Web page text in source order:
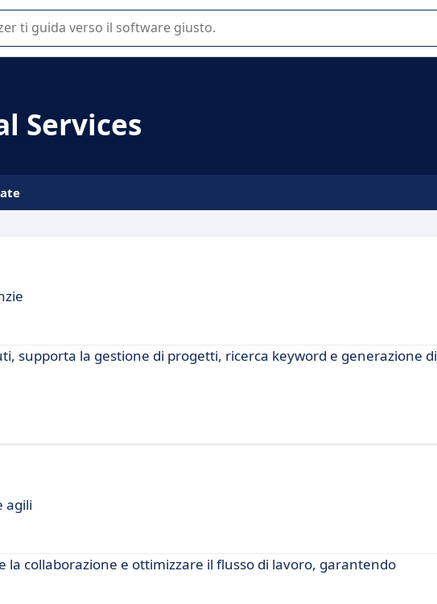
Services
supporta la gestione di progetti, ricerca keyword e generazione di
agili
collaborazione e ottimizzare il flusso di lavoro, garantendo